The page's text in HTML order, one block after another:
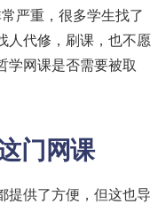
严重，很多学生找了
人代修，刷课，也不愿
学网课是否需要被取
门网课
提供了方便，但这也导